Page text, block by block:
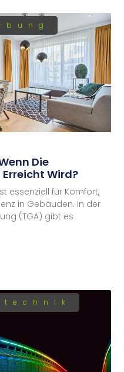
Die
Wird?
essenziell für Komfort,
in Gebäuden. In der
(TGA) gibt es